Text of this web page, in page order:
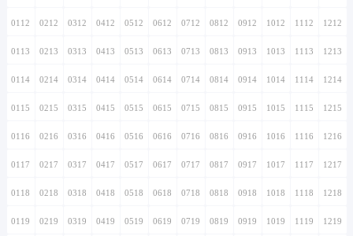
0112 0212 0312 0412 0512 0612 0712 0812 0912 1012 1112 1212
0113 0213 0313 0413 0513 0613 0713 0813 0913 1013 1113 1213
0114 0214 0314 0414 0514 0614 0714 0814 0914 1014 1114 1214
0115 0215 0315 0415 0515 0615 0715 0815 0915 1015 1115 1215
0116 0216 0316 0416 0516 0616 0716 0816 0916 1016 1116 1216
0117 0217 0317 0417 0517 0617 0717 0817 0917 1017 1117 1217
0118 0218 0318 0418 0518 0618 0718 0818 0918 1018 1118 1218
0119 0219 0319 0419 0519 0619 0719 0819 0919 1019 1119 1219